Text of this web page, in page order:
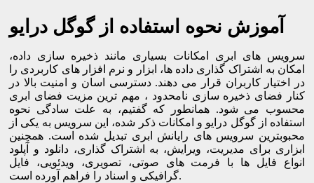
آموزش نحوه استفاده از گوگل درایو
سرویس های ابری امکانات بسیاری مانند ذخیره سازی داده،
امکان به اشتراک گذاری داده ها، ابزار و نرم افزار های کاربردی را
در اختیار کاربران قرار می دهند. دسترسی اسان و امنیت بالا در
کنار فضای ذخیره سازی نامحدود ، مهم ترین مزیت فضای ابری
محسوب می شود. همانطور که گفتیم، به علت سادگی نحوه
استفاده از گوگل درایو و امکانات ذکر شده، این سرویس به یکی از
محبوبترین سرویس های رایانش ابری تبدیل شده است. همچنین
ابزاری برای مدیریت، ویرایش، به اشتراک گذاری، دانلود و آپلود
انواع فایل ها با فرمت های صوتی، تصویری، ویدئویی، فایل
گرافیکی و اسناد را فراهم آورده است.